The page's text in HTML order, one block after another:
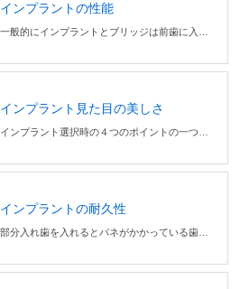
インプラントの性能
インプラント見た目の美しさ
インプラントの耐久性